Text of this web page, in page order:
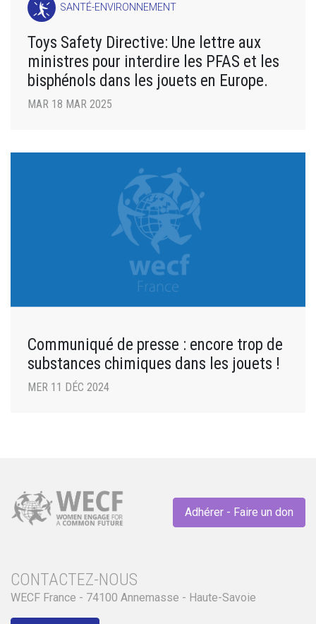
SANTÉ-ENVIRONNEMENT
Toys Safety Directive: Une lettre aux
ministres pour interdire les PFAS et les
bisphénols dans les jouets en Europe.
MAR 18 MAR 2025
Communiqué de presse : encore trop de
substances chimiques dans les jouets !
MER 11 DÉC 2024
Adhérer - Faire un don
CONTACTEZ-NOUS
WECF France - 74100 Annemasse - Haute-Savoie